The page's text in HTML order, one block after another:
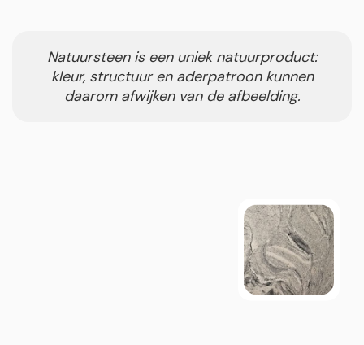
Natuursteen is een uniek natuurproduct:
kleur, structuur en aderpatroon kunnen
daarom afwijken van de afbeelding.